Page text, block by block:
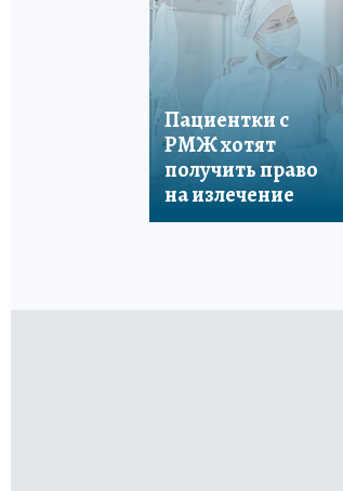
Пациентки с
РМЖ хотят
получить право
на излечение